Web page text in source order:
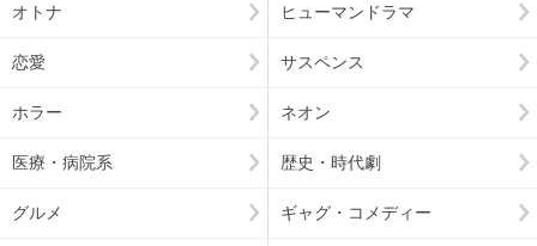
オトナ ヒューマンドラマ
恋愛 サスペンス
ホラー ネオン
医療・病院系 歴史・時代劇
グルメ ギャグ・コメディー